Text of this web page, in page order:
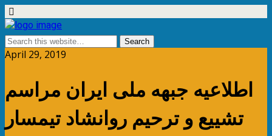
April 29, 2019
اطلاعیه جبهه ملی ایران مراسم
تشییع و ترحیم روانشاد تیمسار